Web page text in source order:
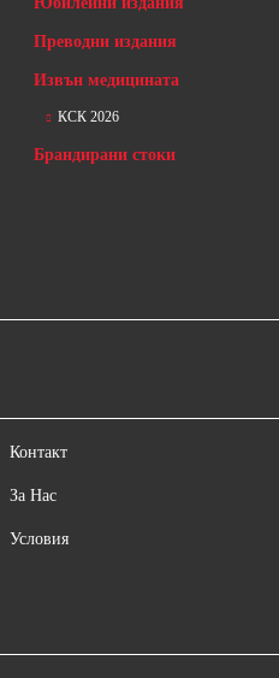
Преводни издания
Извън медицината
КСК 2026
Брандирани стоки
Контакт
За Нас
Условия